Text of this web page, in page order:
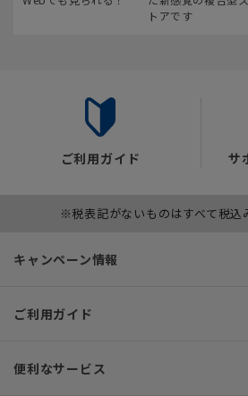
トアです
ご利用ガイド サ
※税表記がないものはすべて税込
キャンペーン情報
ご利用ガイド
便利なサービス